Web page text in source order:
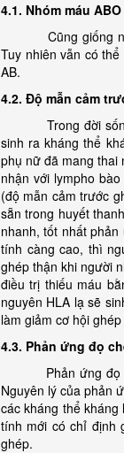
4.1. Nhóm máu ABO
Cũng giống như
Tuy nhiên vẫn có
AB.
4.2. Độ mẫn cảm
Trong đời sống,
sinh ra kháng thể
phụ nữ đã mang thai
nhận với lympho
(độ mẫn cảm trước
sẵn trong huyết
nhanh, tốt nhất
tính càng cao, thì
ghép thận khi người
điều trị thiếu máu
nguyên HLA lạ sẽ
làm giảm cơ hội
4.3. Phản ứng đọ
Phản ứng đọ
Nguyên lý của phản
các kháng thể
tính mới có chỉ định
ghép.